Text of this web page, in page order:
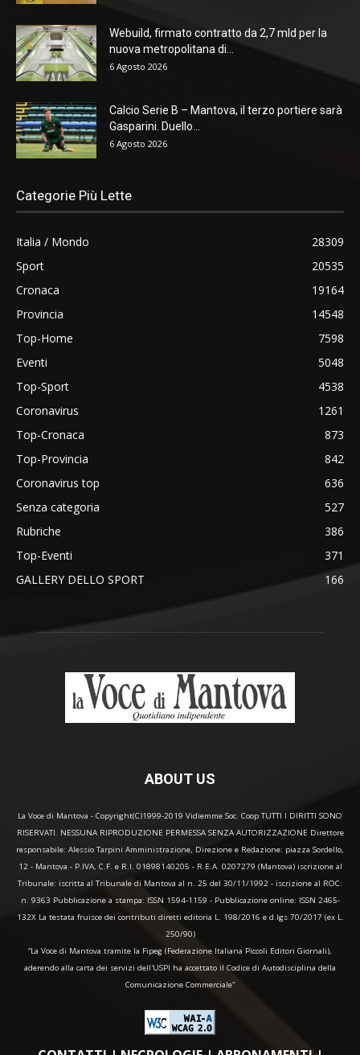
Webuild, firmato contratto da 2,7 mld per la
nuova metropolitana di...
6 Agosto 2026
Calcio Serie B – Mantova, il terzo portiere sarà
Gasparini. Duello...
6 Agosto 2026
Categorie Più Lette
Italia / Mondo
28309
Sport
20535
Cronaca
19164
Provincia
14548
Top-Home
7598
Eventi
5048
Top-Sport
4538
Coronavirus
1261
Top-Cronaca
873
Top-Provincia
842
Coronavirus top
636
Senza categoria
527
Rubriche
386
Top-Eventi
371
GALLERY DELLO SPORT
166
ABOUT US
La Voce di Mantova - Copyright(C)1999-2019 Vidiemme Soc. Coop TUTTI I DIRITTI SONO
RISERVATI. NESSUNA RIPRODUZIONE PERMESSA SENZA AUTORIZZAZIONE Direttore
responsabile: Alessio Tarpini Amministrazione, Direzione e Redazione: piazza Sordello,
12 - Mantova - P.IVA, C.F. e R.I. 01898140205 - R.E.A. 0207279 (Mantova) iscrizione al
Tribunale: iscritta al Tribunale di Mantova al n. 25 del 30/11/1992 - iscrizione al ROC:
n. 9363 Pubblicazione a stampa: ISSN 1594-1159 - Pubblicazione online: ISSN 2465-
132X La testata fruisce dei contributi diretti editoria L. 198/2016 e d.lgs 70/2017 (ex L.
250/90)
“La Voce di Mantova tramite la Fipeg (Federazione Italiana Piccoli Editori Giornali),
aderendo alla carta dei servizi dell'USPI ha accettato il Codice di Autodisciplina della
Comunicazione Commerciale"